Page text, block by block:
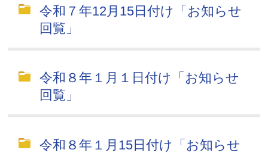
令和７年12月15日付け「お知らせ
回覧」
令和８年１月１日付け「お知らせ
回覧」
令和８年１月15日付け「お知らせ